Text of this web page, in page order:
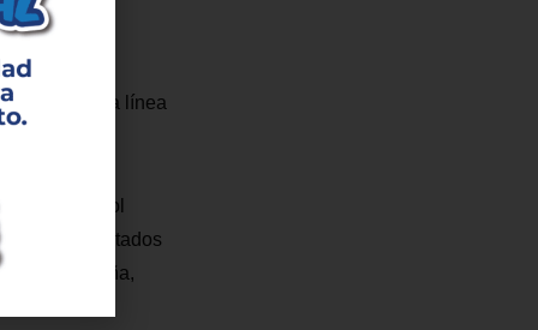
a cabo la
de la primera línea
de Control
que los estados
Javier Vilaña,